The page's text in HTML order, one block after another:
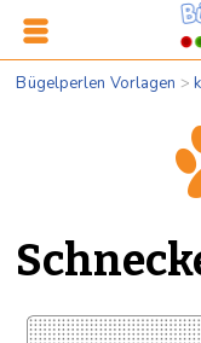
Bügelperlen Vorlagen >